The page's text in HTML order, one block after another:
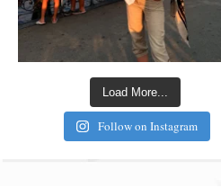
Load More...
Follow on Instagram